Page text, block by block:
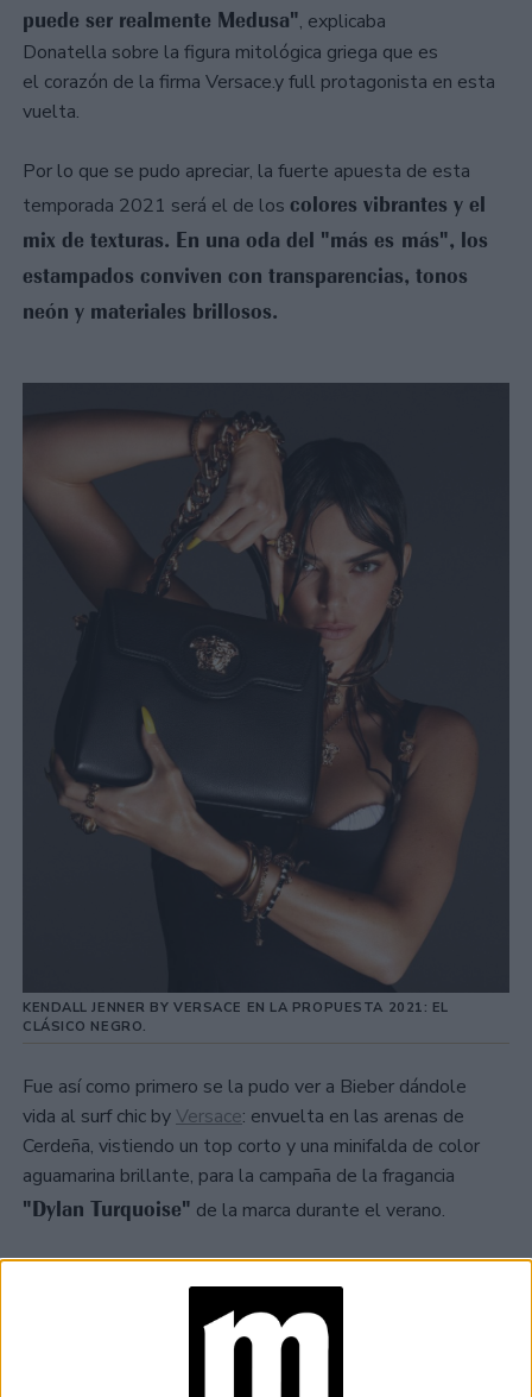
puede ser realmente Medusa", explicaba
Donatella sobre la figura mitológica griega que es
el corazón de la firma Versace.y full protagonista en esta
vuelta.
Por lo que se pudo apreciar, la fuerte apuesta de esta
temporada 2021 será el de los colores vibrantes y el
mix de texturas. En una oda del "más es más", los
estampados conviven con transparencias, tonos
neón y materiales brillosos.
KENDALL JENNER BY VERSACE EN LA PROPUESTA 2021: EL
CLÁSICO NEGRO.
Fue así como primero se la pudo ver a Bieber dándole
vida al surf chic byVersace: envuelta en las arenas de
Cerdeña, vistiendo un top corto y una minifalda de color
aguamarina brillante, para la campaña de la fragancia
"Dylan Turquoise" de la marca durante el verano.